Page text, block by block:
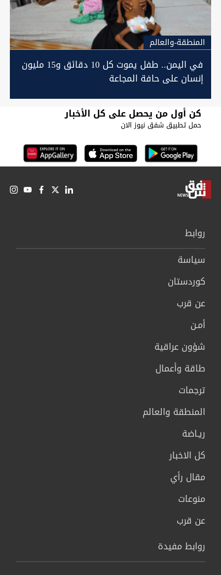
المنطقة-والعالم
في اليمن.. طفل يموت كل 10 دقائق و15 مليون
إنسان على حافة المجاعة
كن أول من يحصل على كل الأخبار
حمل تطبيق شفق نيوز الان
روابط
سیاسة
كوردستان
عن قرب
أمـن
شؤون عراقية
طاقة وأعمال
ترجمات
المنطقة والعالم
ريـاضة
كل الاخبار
مقال رأي
منوعات
عن قرب
روابط مفيدة